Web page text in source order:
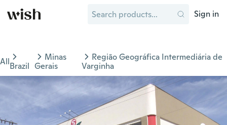
Sign in
AllBrazil
Minas
Gerais
Região Geográfica Intermediária de
Varginha